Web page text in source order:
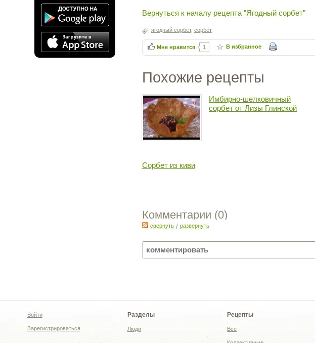
Вернуться к началу рецепта "Ягодный сорбет"
ягодный сорбет, сорбет
Мне нравится 1 В избранное
Похожие рецепты
Имбирно-шелковичный
сорбет от Лизы Глинской
Сорбет из киви
Комментарии (0)
свернуть/ развернуть
Войти
Зарегистрироваться
Разделы
Люди
Рецепты
Все